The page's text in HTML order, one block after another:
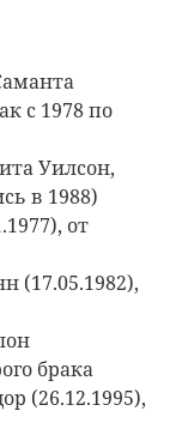
с 1978 по
Уилсон,
в 1988)
от
(17.05.1982),
брака
(26.12.1995),